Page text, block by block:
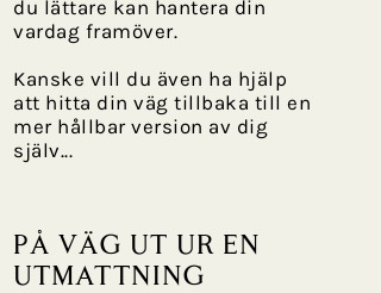
du lättare kan hantera din
vardag framöver.
Kanske vill du även ha hjälp
att hitta din väg tillbaka till en
mer hållbar version av dig
själv...
på väg ut ur en
utmattning